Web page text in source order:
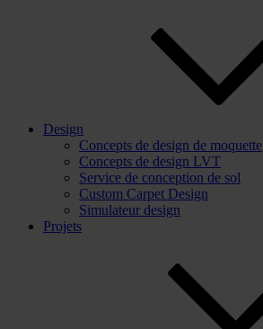
Design
Concepts de design de moquette
Concepts de design LVT
Service de conception de sol
Custom Carpet Design
Simulateur design
Projets